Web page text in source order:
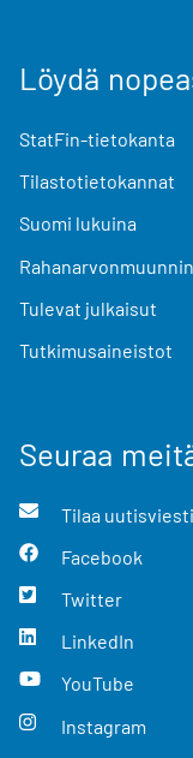
Löydä
StatFin-tietokanta
Tilastotietokannat
Suomi lukuina
Rahanarvonmuunnin
Tulevat julkaisut
Tutkimusaineistot
Seuraa
Tilaa uutisviesti
Facebook
Twitter
LinkedIn
YouTube
Instagram